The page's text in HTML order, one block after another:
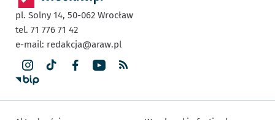
pl. Solny 14, 50-062 Wrocław
tel. 71 776 71 42
e-mail: redakcja@araw.pl